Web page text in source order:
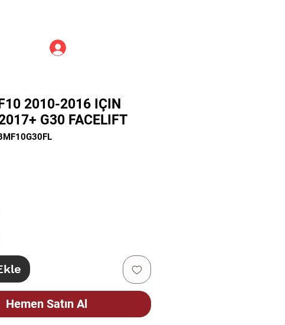
2010-2016 IÇIN
G30 FACELIFT
Hemen Satın Al